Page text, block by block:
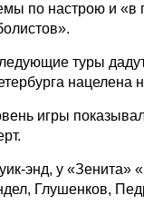
по настрою и «в
туры
нацелена
игры
энд, у «Зенита»
Глушенков,